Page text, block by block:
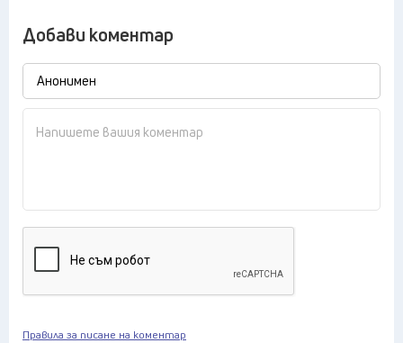
Добави коментар
Правила за писане на коментар